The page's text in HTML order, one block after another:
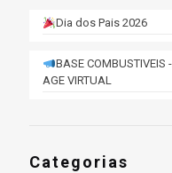
Dia dos Pais 2026
BASE
AGE VIRTUAL
Categorias